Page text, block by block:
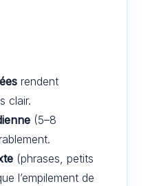
rendent
clair.
(5–8
(phrases, petits
l’empilement de